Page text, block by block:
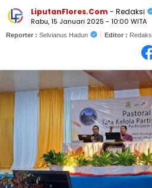
LiputanFlores.Com - Redaksi
Rabu, 15 Januari 2025 - 10:00 WITA
Reporter : Selvianus Hadun Editor :